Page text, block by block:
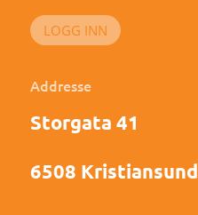
LOGG INN
Addresse
Storgata 41
6508 Kristiansund